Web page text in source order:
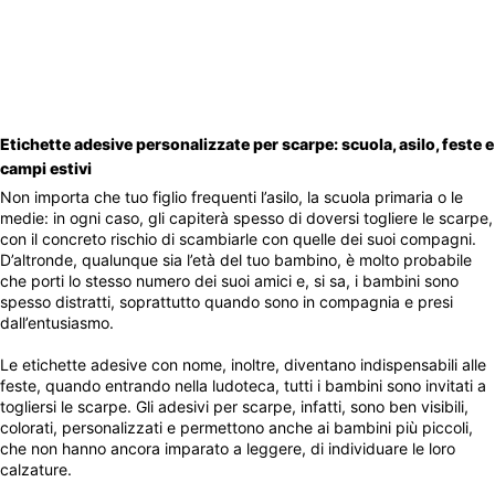
Etichette adesive personalizzate per scarpe: scuola, asilo, feste e
campi estivi
Non importa che tuo figlio frequenti l’asilo, la scuola primaria o le
medie: in ogni caso, gli capiterà spesso di doversi togliere le scarpe,
con il concreto rischio di scambiarle con quelle dei suoi compagni.
D’altronde, qualunque sia l’età del tuo bambino, è molto probabile
che porti lo stesso numero dei suoi amici e, si sa, i bambini sono
spesso distratti, soprattutto quando sono in compagnia e presi
dall’entusiasmo.
Le etichette adesive con nome, inoltre, diventano indispensabili alle
feste, quando entrando nella ludoteca, tutti i bambini sono invitati a
togliersi le scarpe. Gli adesivi per scarpe, infatti, sono ben visibili,
colorati, personalizzati e permettono anche ai bambini più piccoli,
che non hanno ancora imparato a leggere, di individuare le loro
calzature.